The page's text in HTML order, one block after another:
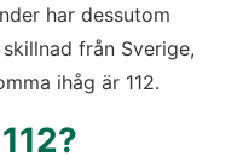
har dessutom
från Sverige,
ihåg är 112.